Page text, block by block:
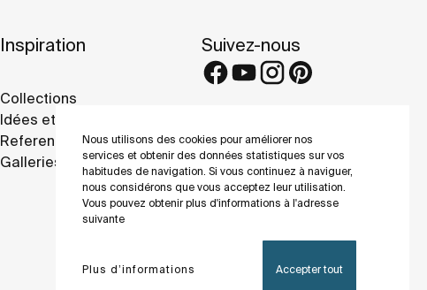
Nous utilisons des cookies pour améliorer nos
services et obtenir des données statistiques sur vos
habitudes de navigation. Si vous continuez à naviguer,
nous considérons que vous acceptez leur utilisation.
Vous pouvez obtenir plus d'informations à l'adresse
suivante
Plus d’informations Accepter tout
Inspiration
Collections
Idées et conseils
Reference projects
Galleries
Suivez-nous